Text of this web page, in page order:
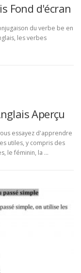
Fond d'écran
du verbe be en
les verbes
Aperçu
essayez d'apprendre
utiles, y compris des
le féminin, la …